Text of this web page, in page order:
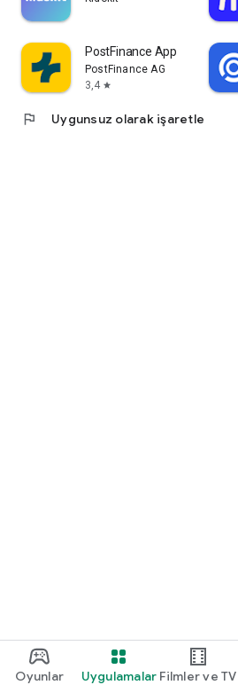
Oyunlar Uygulamalar Filmler ve TV
PostFinance App
PostFinance AG
3,4 star
flag Uygunsuz olarak işaretle